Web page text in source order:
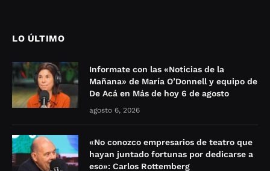
LO ÚLTIMO
Informate con las «Noticias de la
Mañana» de María O’Donnell y equipo de
De Acá en Más de hoy 6 de agosto
agosto 6, 2026
«No conozco empresarios de teatro que
hayan juntado fortunas por dedicarse a
eso»: Carlos Rottemberg